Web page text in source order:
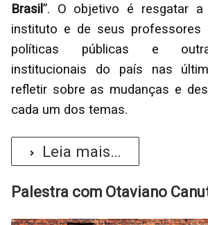
Brasil”. O objetivo é resgatar a
instituto e de seus professores
políticas públicas e
institucionais do país nas
refletir sobre as mudanças e
cada um dos temas.
Leia mais...
Palestra com Otaviano